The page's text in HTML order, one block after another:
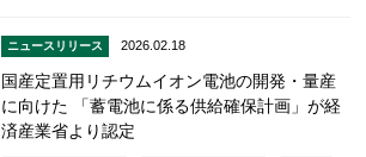
ニュースリリース 2026.02.18
国産定置用リチウムイオン電池の開発・量産
に向けた 「蓄電池に係る供給確保計画」が経
済産業省より認定